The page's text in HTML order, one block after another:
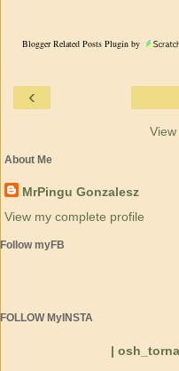
Blogger Related Posts Plugin by
‹
About Me
MrPingu Gonzalesz
View my complete profile
Follow myFB
FOLLOW MyINSTA
|